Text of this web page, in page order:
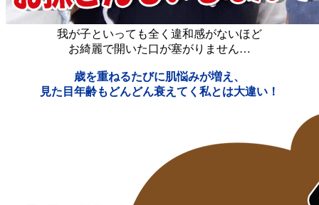
我が子といっても全く違和感がないほど
お綺麗で開いた口が塞がりません…
歳を重ねるたびに肌悩みが増え、
見た目年齢もどんどん衰えてく私とは大違い！